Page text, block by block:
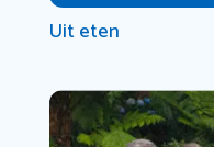
Uit eten